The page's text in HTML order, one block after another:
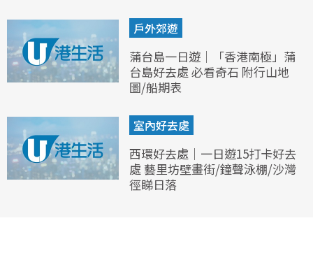
戶外郊遊
蒲台島一日遊｜「香港南極」蒲
台島好去處 必看奇石 附行山地
圖/船期表
室內好去處
西環好去處｜一日遊15打卡好去
處 藝里坊壁畫街/鐘聲泳棚/沙灣
徑睇日落